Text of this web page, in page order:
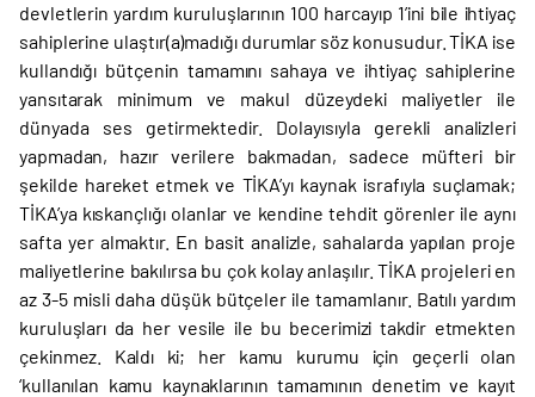
devletlerin yardım kuruluşlarının 100 harcayıp 1’ini bile ihtiyaç
sahiplerine ulaştır(a)madığı durumlar söz konusudur. TİKA ise
kullandığı bütçenin tamamını sahaya ve ihtiyaç sahiplerine
yansıtarak minimum ve makul düzeydeki maliyetler ile
dünyada ses getirmektedir. Dolayısıyla gerekli analizleri
yapmadan, hazır verilere bakmadan, sadece müfteri bir
şekilde hareket etmek ve TİKA’yı kaynak israfıyla suçlamak;
TİKA’ya kıskançlığı olanlar ve kendine tehdit görenler ile aynı
safta yer almaktır. En basit analizle, sahalarda yapılan proje
maliyetlerine bakılırsa bu çok kolay anlaşılır. TİKA projeleri en
az 3-5 misli daha düşük bütçeler ile tamamlanır. Batılı yardım
kuruluşları da her vesile ile bu becerimizi takdir etmekten
çekinmez. Kaldı ki; her kamu kurumu için geçerli olan
‘kullanılan kamu kaynaklarının tamamının denetim ve kayıt